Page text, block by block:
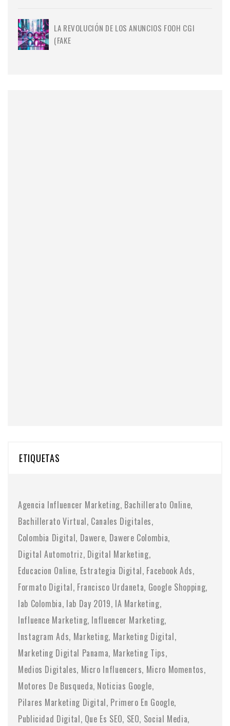
LA REVOLUCIÓN DE LOS ANUNCIOS FOOH CGI
(FAKE
ETIQUETAS
Agencia Influencer Marketing Bachillerato Online
Bachillerato Virtual Canales Digitales
Colombia Digital Dawere Dawere Colombia
Digital Automotriz Digital Marketing
Educacion Online Estrategia Digital Facebook Ads
Formato Digital Francisco Urdaneta Google Shopping
Iab Colombia Iab Day 2019 IA Marketing
Influence Marketing Influencer Marketing
Instagram Ads Marketing Marketing Digital
Marketing Digital Panama Marketing Tips
Medios Digitales Micro Influencers Micro Momentos
Motores De Busqueda Noticias Google
Pilares Marketing Digital Primero En Google
Publicidad Digital Que Es SEO SEO Social Media